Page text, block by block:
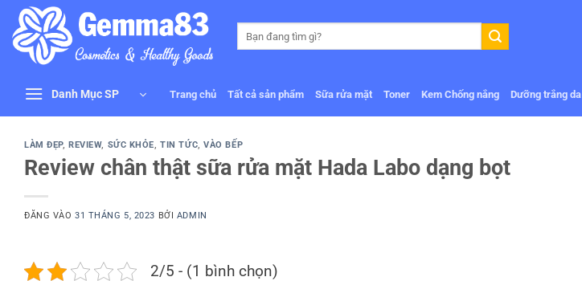
qua
nội
kiếm:
Danh Mục SP Trang chủ Tất cả sản phẩm Sữa rửa mặt Toner Kem Chống nắng Dưỡng trắng da
LÀM ĐẸP,REVIEW, SỨC KHỎE,TIN TỨC,VÀO BẾP
Review chân thật sữa rửa mặt Hada Labo dạng bọt
ĐĂNG VÀO31 THÁNG 5, 2023 BỞI ADMIN
2/5 - (1 bình chọn)